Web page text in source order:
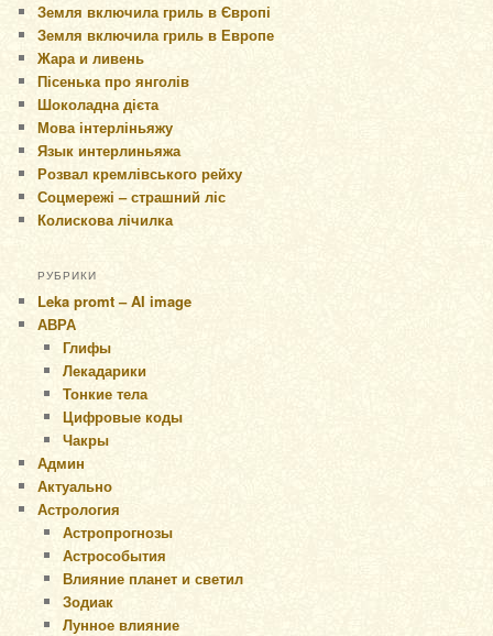
Земля включила гриль в Європі
Земля включила гриль в Европе
Жара и ливень
Пісенька про янголів
Шоколадна дієта
Мова інтерліньяжу
Язык интерлиньяжа
Розвал кремлівського рейху
Соцмережі – страшний ліс
Колискова лічилка
РУБРИКИ
Leka promt – AI image
АВРА
Глифы
Лекадарики
Тонкие тела
Цифровые коды
Чакры
Админ
Актуально
Астрология
Астропрогнозы
Астрособытия
Влияние планет и светил
Зодиак
Лунное влияние